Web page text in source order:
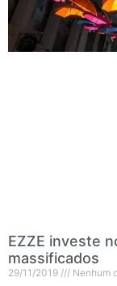
EZZE investe
massificados
29/11/2019 Nenhum